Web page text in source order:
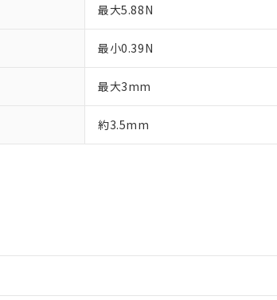
最大5.88N
最小0.39N
最大3mm
約3.5mm